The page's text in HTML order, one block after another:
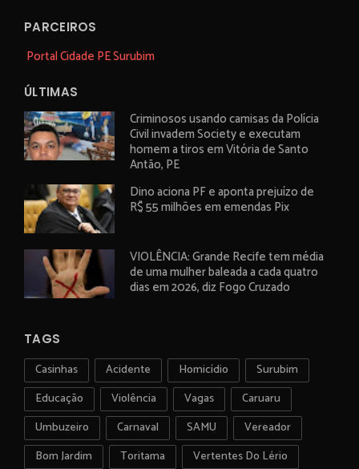
PARCEIROS
Portal Cidade PE Surubim
ÚLTIMAS
Criminosos usando camisas da Polícia
Civil invadem Society e executam
homem a tiros em Vitória de Santo
Antão, PE
Dino aciona PF e aponta prejuízo de
R$ 55 milhões em emendas Pix
VIOLÊNCIA: Grande Recife tem média
de uma mulher baleada a cada quatro
dias em 2026, diz Fogo Cruzado
TAGS
Casinhas Acidente Homicídio
Surubim
Educação
Violência Vagas
Caruaru
Umbuzeiro
Carnaval SAMU
Vereador
Bom Jardim
Toritama
Vertentes Do Lério